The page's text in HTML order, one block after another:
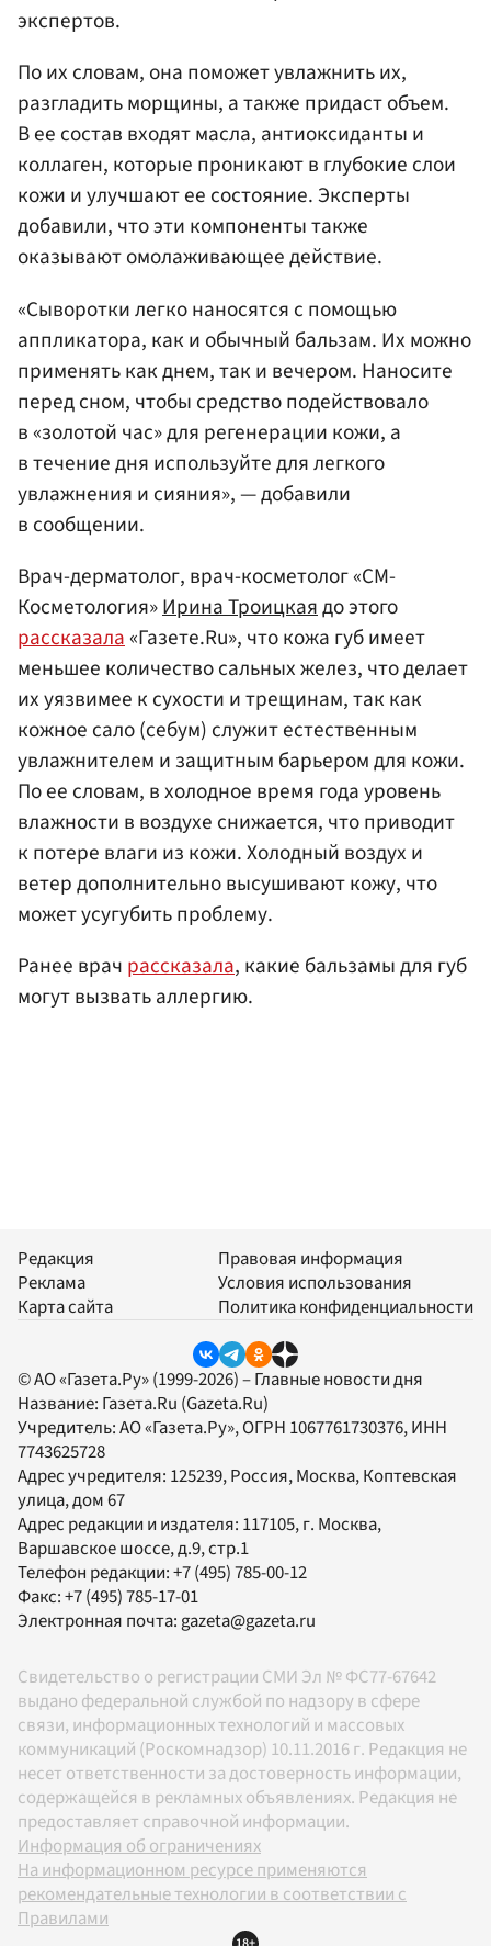
экспертов.
По их словам, она поможет увлажнить их,
разгладить морщины, а также придаст объем.
В ее состав входят масла, антиоксиданты и
коллаген, которые проникают в глубокие слои
кожи и улучшают ее состояние. Эксперты
добавили, что эти компоненты также
оказывают омолаживающее действие.
«Сыворотки легко наносятся с помощью
аппликатора, как и обычный бальзам. Их можно
применять как днем, так и вечером. Наносите
перед сном, чтобы средство подействовало
в «золотой час» для регенерации кожи, а
в течение дня используйте для легкого
увлажнения и сияния», — добавили
в сообщении.
Врач-дерматолог, врач-косметолог «СМ-
Косметология»Ирина Троицкаядо этого
рассказала«Газете.Ru», что кожа губ имеет
меньшее количество сальных желез, что делает
их уязвимее к сухости и трещинам, так как
кожное сало (себум) служит естественным
увлажнителем и защитным барьером для кожи.
По ее словам, в холодное время года уровень
влажности в воздухе снижается, что приводит
к потере влаги из кожи. Холодный воздух и
ветер дополнительно высушивают кожу, что
может усугубить проблему.
Ранее врач рассказала, какие бальзамы для губ
могут вызвать аллергию.
Редакция
Реклама
Карта сайта
Правовая информация
Условия использования
Политика конфиденциальности
© АО «Газета.Ру» (1999-2026) – Главные новости дня
Название: Газета.Ru (Gazeta.Ru)
Учредитель:АО «Газета.Ру», ОГРН 1067761730376, ИНН
7743625728
Адрес учредителя: 125239, Россия, Москва, Коптевская
улица, дом 67
Адрес редакции и издателя: 117105, г. Москва,
Варшавское шоссе, д.9, стр.1
Телефон редакции:+7 (495) 785-00-12
Факс:+7 (495) 785-17-01
Электронная почта:gazeta@gazeta.ru
Свидетельство о регистрации СМИ Эл № ФС77-67642
выдано федеральной службой по надзору в сфере
связи, информационных технологий и массовых
коммуникаций (Роскомнадзор) 10.11.2016 г. Редакция не
несет ответственности за достоверность информации,
содержащейся в рекламных объявлениях. Редакция не
предоставляет справочной информации.
Информация об ограничениях
На информационном ресурсе применяются
рекомендательные технологии в соответствии с
Правилами